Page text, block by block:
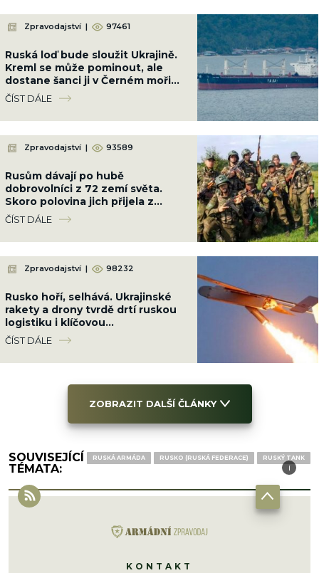
ii
Zpravodajství | 97461
Ruská loď bude sloužit Ukrajině.
Kreml se může pominout, ale
dostane šanci ji v Černém moři
potopit
ČÍST DÁLE
Zpravodajství | 93589
Rusům dávají po hubě
dobrovolníci z 72 zemí světa.
Skoro polovina jich přijela z
Latinské Ameriky
ČÍST DÁLE
Zpravodajství | 98232
Rusko hoří, selhává. Ukrajinské
rakety a drony tvrdě drtí ruskou
logistiku i klíčovou
infrastrukturu, vojáci se nehnou
ČÍST DÁLE
ZOBRAZIT DALŠÍ ČLÁNKY
SOUVISEJÍCÍ
TÉMATA:
RUSKÁ ARMÁDA RUSKO (RUSKÁ FEDERACE) RUSKÝ TANK
KONTAKT